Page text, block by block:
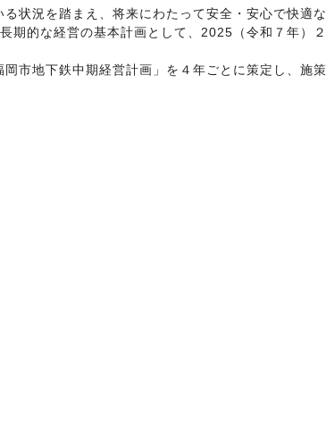
状況を踏まえ、将来にわたって安全・安心で快適
的な経営の基本計画として、2025（令和７年）
地下鉄中期経営計画」を４年ごとに策定し、施